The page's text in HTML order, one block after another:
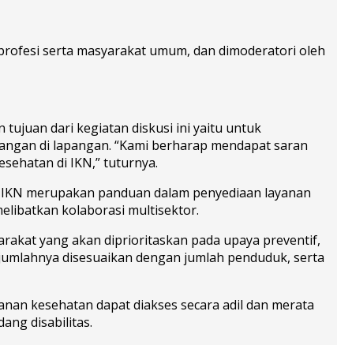
serta masyarakat umum, dan dimoderatori oleh
tujuan dari kegiatan diskusi ini yaitu untuk
di lapangan. “Kami berharap mendapat saran
di IKN,” tuturnya.
merupakan panduan dalam penyediaan layanan
kolaborasi multisektor.
yang akan diprioritaskan pada upaya preventif,
disesuaikan dengan jumlah penduduk, serta
kesehatan dapat diakses secara adil dan merata
disabilitas.